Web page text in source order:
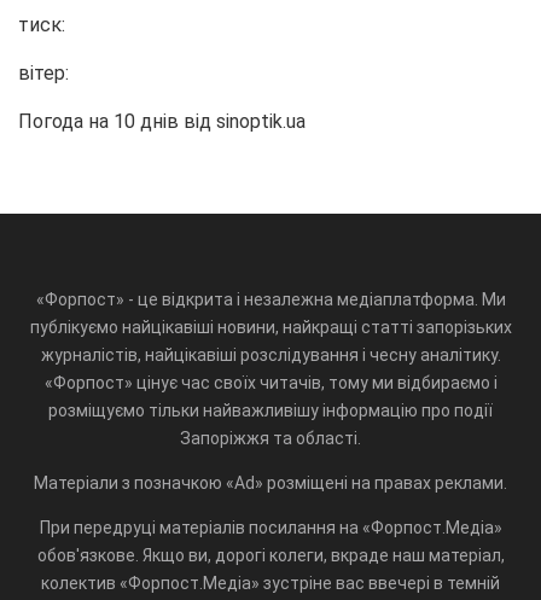
тиск:
вітер:
Погода на 10 днів від sinoptik.ua
«Форпост» - це відкрита і незалежна медіаплатформа. Ми
публікуємо найцікавіші новини, найкращі статті запорізьких
журналістів, найцікавіші розслідування і чесну аналітику.
«Форпост» цінує час своїх читачів, тому ми відбираємо і
розміщуємо тільки найважливішу інформацію про події
Запоріжжя та області.
Матеріали з позначкою «Ad» розміщені на правах реклами.
При передруці матеріалів посилання на «Форпост.Медіа»
обов'язкове. Якщо ви, дорогі колеги, вкраде наш матеріал,
колектив «Форпост.Медіа» зустріне вас ввечері в темній